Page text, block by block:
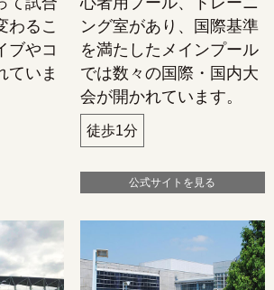
わるこ
ブやコ
ていま
ング室があり、国際基準
を満たしたメインプール
では数々の国際・国内大
会が開かれています。
徒歩1分
公式サイトを見る